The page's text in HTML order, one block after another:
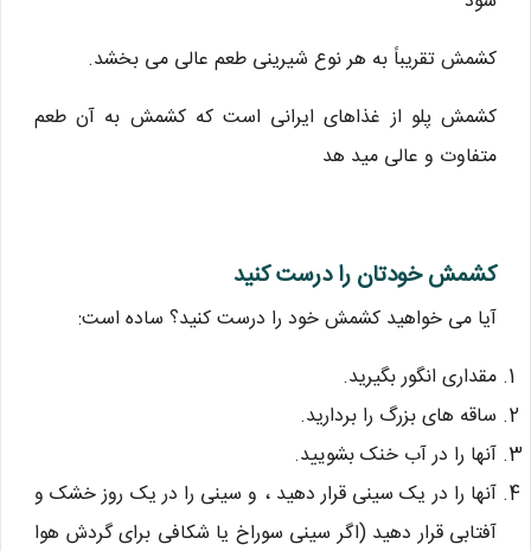
کشمش تقریباً به هر نوع شیرینی طعم عالی می بخشد.
کشمش پلو از غذاهای ایرانی است که کشمش به آن طعم
متفاوت و عالی مید هد
کشمش خودتان را درست کنید
آیا می خواهید کشمش خود را درست کنید؟ ساده است:
مقداری انگور بگیرید.
ساقه های بزرگ را بردارید.
آنها را در آب خنک بشویید.
آنها را در یک سینی قرار دهید ، و سینی را در یک روز خشک و
آفتابی قرار دهید (اگر سینی سوراخ یا شکافی برای گردش هوا